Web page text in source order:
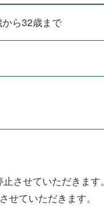
ら32歳まで
させていただきます。
ていただきます。